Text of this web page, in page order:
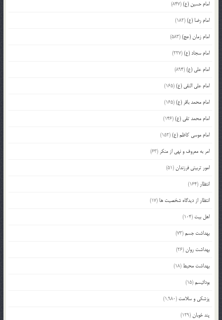
امام حسین (ع)(847)
امام رضا (ع)(182)
امام زمان (عج)(583)
امام سجاد (ع)(227)
امام علی (ع)(894)
امام علی النقی (ع)(165)
امام محمد باقر (ع)(165)
امام محمد تقی (ع)(146)
امام موسی کاظم (ع)(152)
امر به معروف و نهی از منکر (63)
امور تربیتی فرزندان(51)
انتظار (164)
انتظار از دیدگاه شخصیت ها (17)
اهل بیت (104)
بهداشت جسم(73)
بهداشت روان(26)
بهداشت محیط (18)
بودائیسم(15)
پزشکی و سلامت (1,980)
پند خوبان(129)